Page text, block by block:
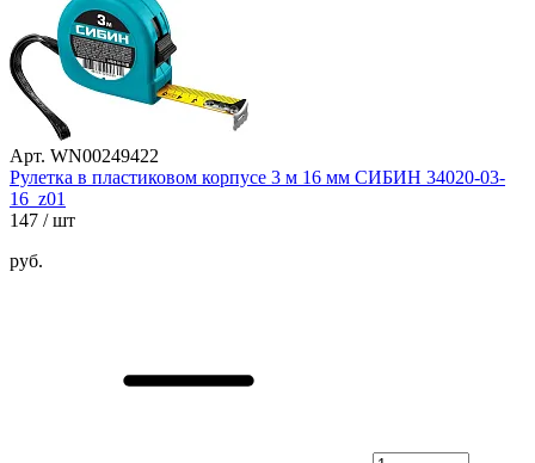
Арт. WN00249422
Рулетка в пластиковом корпусе 3 м 16 мм СИБИН 34020-03-
16_z01
147 / шт
руб.